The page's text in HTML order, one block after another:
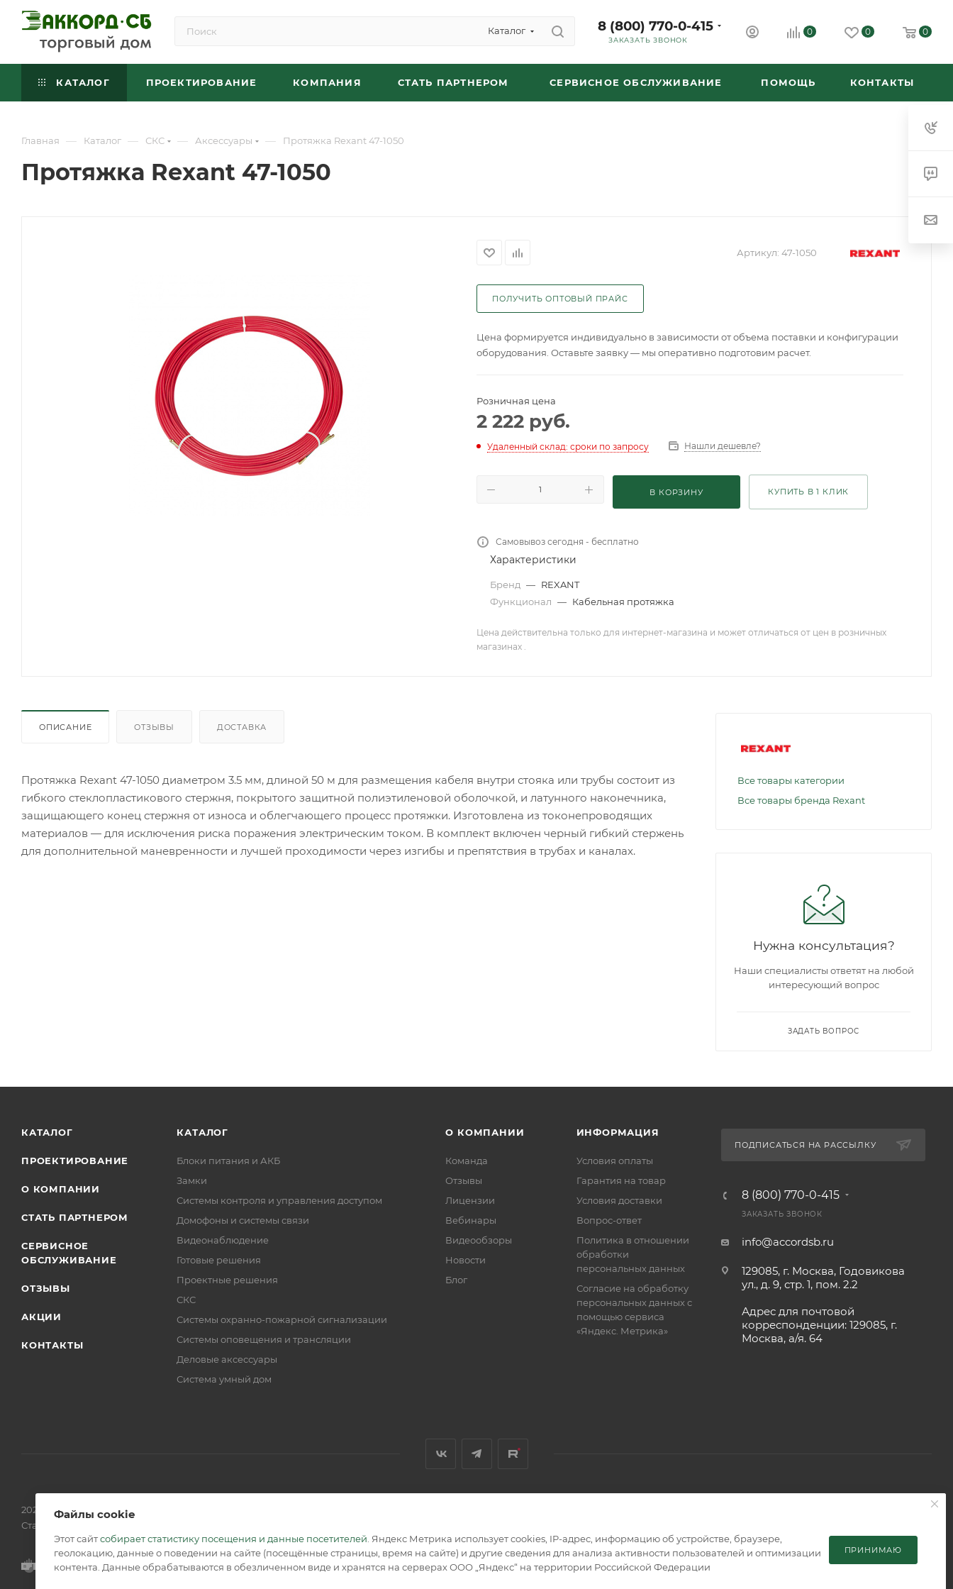
Каталог 8 (800) 770-0-415
ЗАКАЗАТЬ ЗВОНОК
0 0 0
КАТАЛОГ ПРОЕКТИРОВАНИЕ КОМПАНИЯ СТАТЬ ПАРТНЕРОМ СЕРВИСНОЕ ОБСЛУЖИВАНИЕ ПОМОЩЬ КОНТАКТЫ
Главная — Каталог — СКС — Аксессуары — Протяжка Rexant 47-1050
Протяжка Rexant 47-1050
Артикул: 47-1050
ПОЛУЧИТЬ ОПТОВЫЙ ПРАЙС
Цена формируется индивидуально в зависимости от объема поставки и конфигурации
оборудования. Оставьте заявку — мы оперативно подготовим расчет.
Розничная цена
2 222 руб.
Удаленный склад: сроки по запросу Нашли дешевле?
В КОРЗИНУ КУПИТЬ В 1 КЛИК
Самовывоз сегодня - бесплатно
Характеристики
Бренд — REXANT
Функционал — Кабельная протяжка
Цена действительна только для интернет-магазина и может отличаться от цен в розничных
магазинах .
ОПИСАНИЕ ОТЗЫВЫ ДОСТАВКА
Протяжка Rexant 47-1050 диаметром 3.5 мм, длиной 50 м для размещения кабеля внутри стояка или трубы состоит из
гибкого стеклопластикового стержня, покрытого защитной полиэтиленовой оболочкой, и латунного наконечника,
защищающего конец стержня от износа и облегчающего процесс протяжки. Изготовлена из токонепроводящих
материалов — для исключения риска поражения электрическим током. В комплект включен черный гибкий стержень
для дополнительной маневренности и лучшей проходимости через изгибы и препятствия в трубах и каналах.
Все товары категории
Все товары бренда Rexant
Нужна консультация?
Наши специалисты ответят на любой
интересующий вопрос
ЗАДАТЬ ВОПРОС
КАТАЛОГ
ПРОЕКТИРОВАНИЕ
О КОМПАНИИ
СТАТЬ ПАРТНЕРОМ
СЕРВИСНОЕ
ОБСЛУЖИВАНИЕ
ОТЗЫВЫ
АКЦИИ
КОНТАКТЫ
КАТАЛОГ
Блоки питания и АКБ
Замки
Системы контроля и управления доступом
Домофоны и системы связи
Видеонаблюдение
Готовые решения
Проектные решения
СКС
Системы охранно-пожарной сигнализации
Системы оповещения и трансляции
Деловые аксессуары
Система умный дом
О КОМПАНИИ
Команда
Отзывы
Лицензии
Вебинары
Видеообзоры
Новости
Блог
ИНФОРМАЦИЯ
Условия оплаты
Гарантия на товар
Условия доставки
Вопрос-ответ
Политика в отношении
обработки
персональных данных
Согласие на обработку
персональных данных с
помощью сервиса
«Яндекс. Метрика»
ПОДПИСАТЬСЯ НА РАССЫЛКУ
8 (800) 770-0-415
ЗАКАЗАТЬ ЗВОНОК
info@accordsb.ru
129085, г. Москва, Годовикова
ул., д. 9, стр. 1, пом. 2.2
Адрес для почтовой
корреспонденции: 129085, г.
Москва, а/я. 64
2026 © Обращаем Ваше внимание на то, что вся информация, размещенная на сайте, носит информационный характер и не является публичной офертой, определяемой положениями
Статьи 437 (2) ГК РФ.
Файлы cookie
Этот сайтсобирает статистику посещения и данные посетителей . Яндекс Метрика использует cookies, IP-адрес, информацию об устройстве, браузере,
геолокацию, данные о поведении на сайте (посещённые страницы, время на сайте) и другие сведения для анализа активности пользователей и оптимизации
контента. Данные обрабатываются в обезличенном виде и хранятся на серверах ООО „Яндекс“ на территории Российской Федерации
ПРИНИМАЮ